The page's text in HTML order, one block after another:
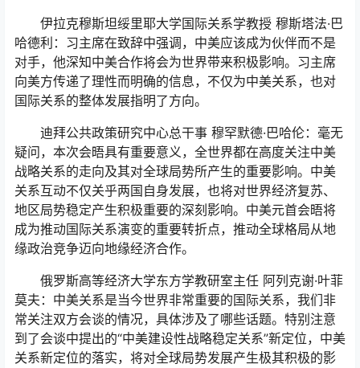
伊拉克穆斯坦绥里耶大学国际关系学教授 穆斯塔法·巴
哈德利：习主席在致辞中强调，中美应该成为伙伴而不是
对手，他深知中美合作将会为世界带来积极影响。习主席
向美方传递了理性而明确的信息，不仅为中美关系，也对
国际关系的整体发展指明了方向。
迪拜公共政策研究中心总干事 穆罕默德·巴哈伦：毫无
疑问，本次会晤具有重要意义，全世界都在高度关注中美
战略关系的走向及其对全球局势所产生的重要影响。中美
关系互动不仅关乎两国自身发展，也将对世界经济复苏、
地区局势稳定产生积极重要的深刻影响。中美元首会晤将
成为推动国际关系演变的重要转折点，推动全球格局从地
缘政治竞争迈向地缘经济合作。
俄罗斯高等经济大学东方学教研室主任 阿列克谢·叶菲
莫夫：中美关系是当今世界非常重要的国际关系，我们非
常关注双方会谈的情况，具体涉及了哪些话题。特别注意
到了会谈中提出的“中美建设性战略稳定关系”新定位，中美
关系新定位的落实，将对全球局势发展产生极其积极的影